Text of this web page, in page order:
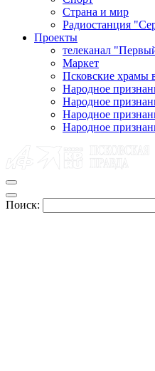
Страна и мир
Радиостанция
Проекты
телеканал
Маркет
Псковские
Народное
Народное
Народное
Народное
Поиск: